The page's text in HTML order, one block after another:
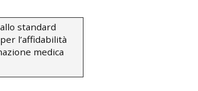
standard
l’affidabilità
medica